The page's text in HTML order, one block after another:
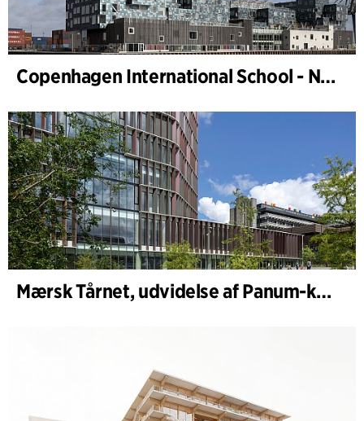
Copenhagen International School - Nordhavn
Mærsk Tårnet, udvidelse af Panum-komplekset